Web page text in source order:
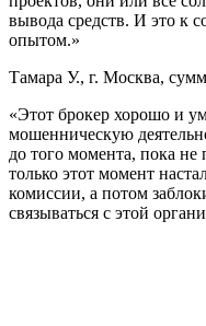
вывода средств. И это к
опытом.»
Тамара У., г. Москва,
«Этот брокер хорошо и
мошенническую
до того момента, пока
только этот момент
комиссии, а потом
связываться с этой